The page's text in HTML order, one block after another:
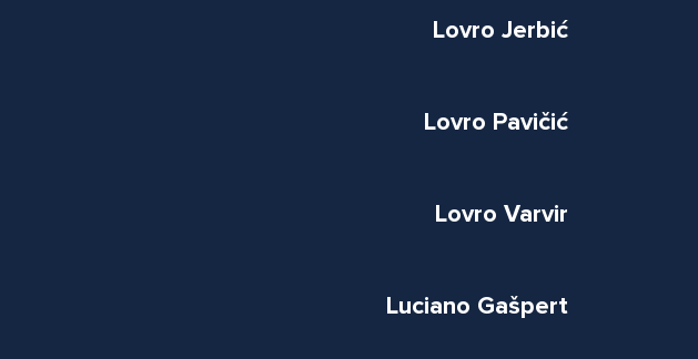
Lovro Jerbić
Lovro Pavičić
Lovro Varvir
Luciano Gašpert